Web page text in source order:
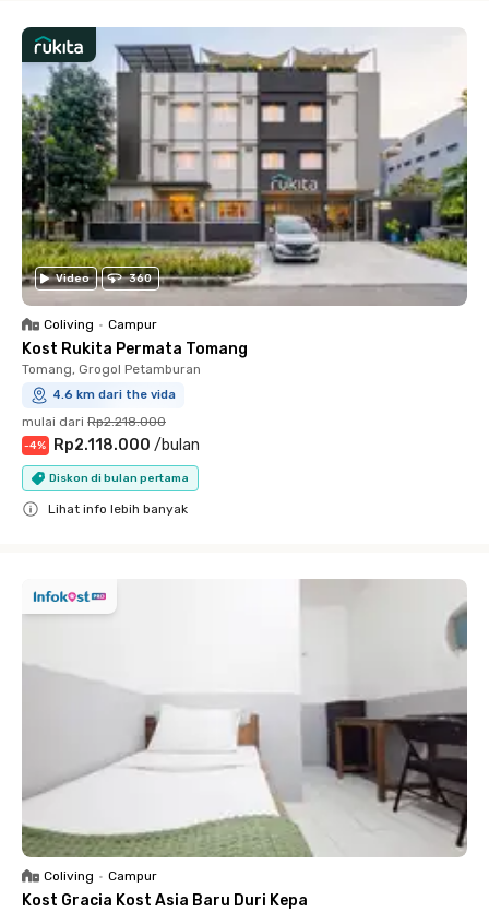
Video 360
Coliving • Campur
Kost Rukita Permata Tomang
Tomang, Grogol Petamburan
4.6 km dari the vida
mulai dari Rp2.218.000
-4% Rp2.118.000 /bulan
Diskon di bulan pertama
Lihat info lebih banyak
Coliving • Campur
Kost Gracia Kost Asia Baru Duri Kepa